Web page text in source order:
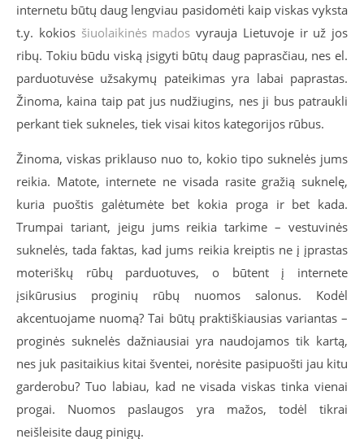
internetu būtų daug lengviau pasidomėti kaip viskas vyksta
t.y. kokios šiuolaikinės mados vyrauja Lietuvoje ir už jos
ribų. Tokiu būdu viską įsigyti būtų daug paprasčiau, nes el.
parduotuvėse užsakymų pateikimas yra labai paprastas.
Žinoma, kaina taip pat jus nudžiugins, nes ji bus patraukli
perkant tiek sukneles, tiek visai kitos kategorijos rūbus.
Žinoma, viskas priklauso nuo to, kokio tipo suknelės jums
reikia. Matote, internete ne visada rasite gražią suknelę,
kuria puoštis galėtumėte bet kokia proga ir bet kada.
Trumpai tariant, jeigu jums reikia tarkime – vestuvinės
suknelės, tada faktas, kad jums reikia kreiptis ne į įprastas
moteriškų rūbų parduotuves, o būtent į internete
įsikūrusius proginių rūbų nuomos salonus. Kodėl
akcentuojame nuomą? Tai būtų praktiškiausias variantas –
proginės suknelės dažniausiai yra naudojamos tik kartą,
nes juk pasitaikius kitai šventei, norėsite pasipuošti jau kitu
garderobu? Tuo labiau, kad ne visada viskas tinka vienai
progai. Nuomos paslaugos yra mažos, todėl tikrai
neišleisite daug pinigų.